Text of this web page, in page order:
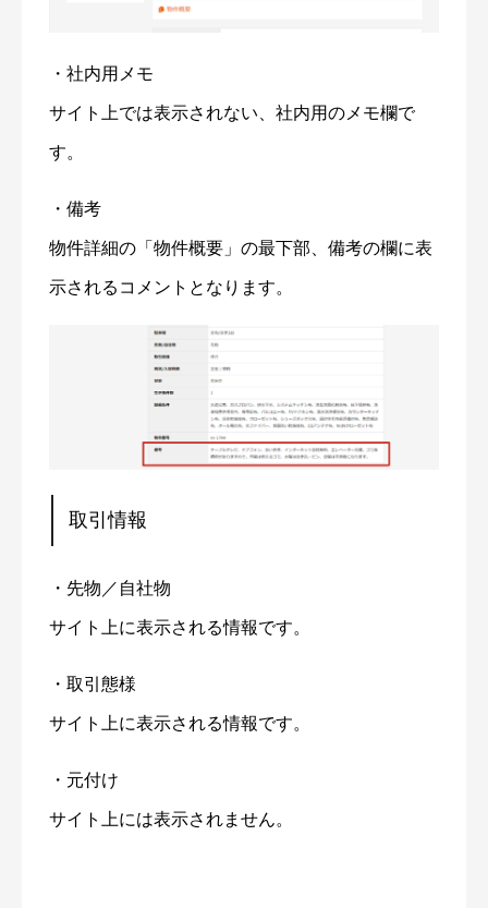
・社内用メモ
サイト上では表示されない、社内用のメモ欄で
す。
・備考
物件詳細の「物件概要」の最下部、備考の欄に表
示されるコメントとなります。
取引情報
・先物／自社物
サイト上に表示される情報です。
・取引態様
サイト上に表示される情報です。
・元付け
サイト上には表示されません。